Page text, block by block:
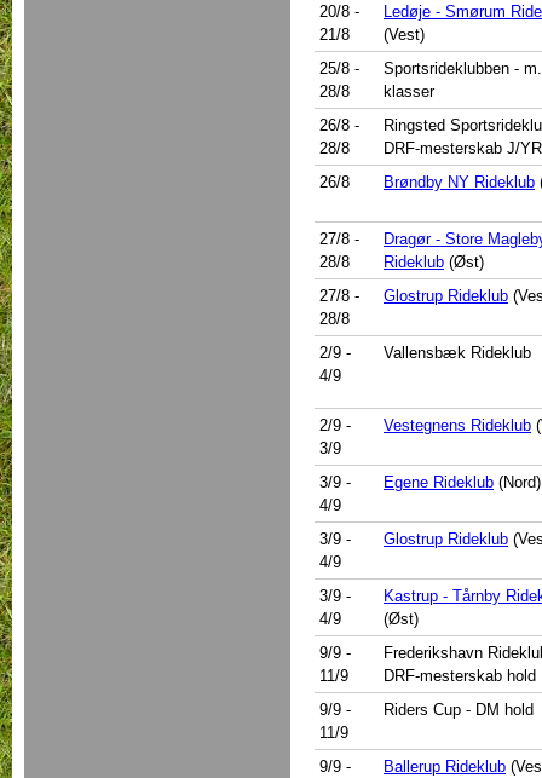
20/8 -
21/8
Ledøje - Smørum
(Vest)
25/8 -
28/8
Sportsrideklubben -
klasser
26/8 -
28/8
Ringsted
DRF-mesterskab J/YR
26/8
Brøndby NY Rideklub
27/8 -
28/8
Dragør - Store
Rideklub (Øst)
27/8 -
28/8
Glostrup Rideklub
2/9 -
4/9
Vallensbæk Rideklub
2/9 -
3/9
Vestegnens Rideklub
3/9 -
4/9
Egene Rideklub (Nord)
3/9 -
4/9
Glostrup Rideklub
3/9 -
4/9
Kastrup - Tårnby
(Øst)
9/9 -
11/9
Frederikshavn
DRF-mesterskab hold
9/9 -
11/9
Riders Cup - DM hold
9/9 -
Ballerup Rideklub